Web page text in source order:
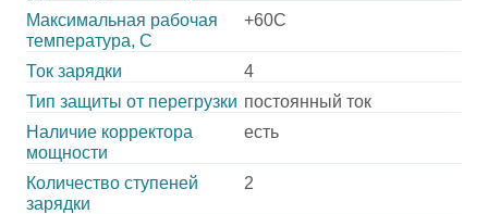
Максимальная рабочая
температура, C
+60C
Ток зарядки
4
Тип защиты от перегрузки постоянный ток
Наличие корректора
мощности
есть
Количество ступеней
зарядки
2